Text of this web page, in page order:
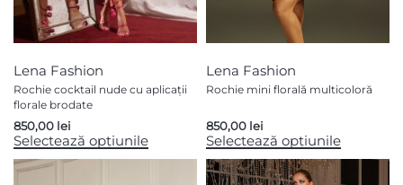
Lena Fashion
Rochie cocktail nude cu aplicații
florale brodate
850,00 lei
Selectează opțiunile
Lena Fashion
Rochie mini florală multicoloră
850,00 lei
Selectează opțiunile